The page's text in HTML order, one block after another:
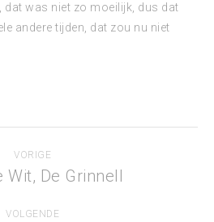
dat was niet zo moeilijk, dus dat
andere tijden, dat zou nu niet
VORIGE
Vorig
Wit, De Grinnell
VOLGENDE